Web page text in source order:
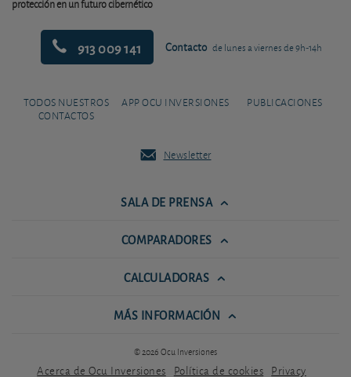
protección en un futuro cibernético
913 009 141 Contacto de lunes a viernes de 9h-14h
TODOS NUESTROS
CONTACTOS
APP OCU INVERSIONES PUBLICACIONES
Newsletter
SALA DE PRENSA
COMPARADORES
CALCULADORAS
MÁS INFORMACIÓN
© 2026 Ocu Inversiones
Acerca de Ocu Inversiones Política de cookies Privacy